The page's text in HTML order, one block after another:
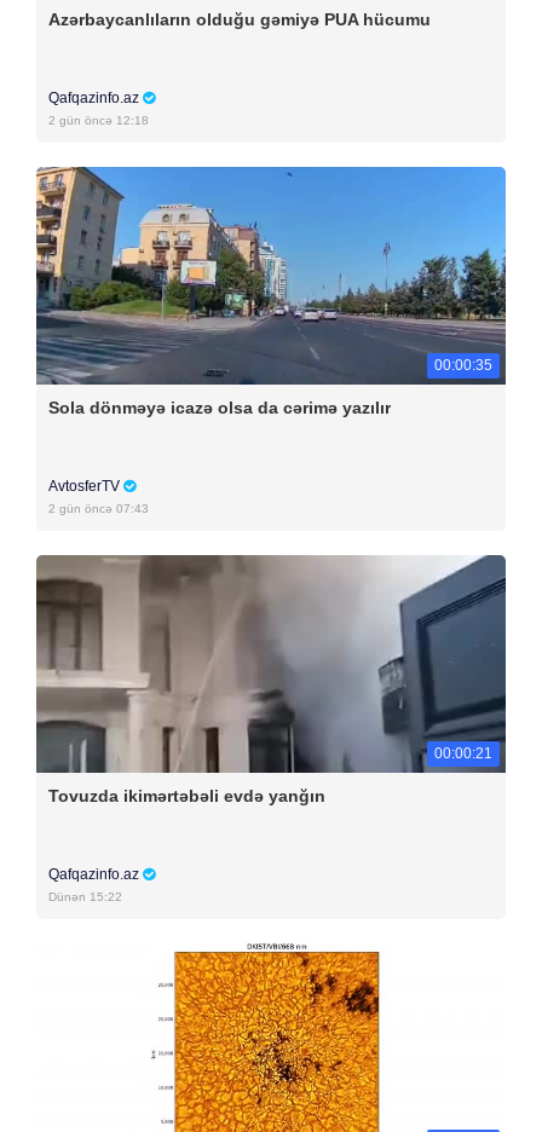
Azərbaycanlıların olduğu gəmiyə PUA hücumu
Qafqazinfo.az
2 gün öncə 12:18
00:00:35
Sola dönməyə icazə olsa da cərimə yazılır
AvtosferTV
2 gün öncə 07:43
00:00:21
Tovuzda ikimərtəbəli evdə yanğın
Qafqazinfo.az
Dünən 15:22